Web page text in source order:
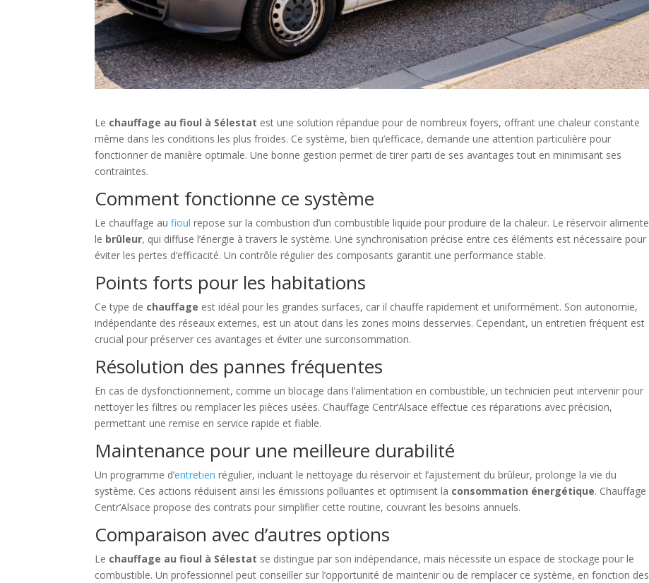
Le chauffage au fioul à Sélestat est une solution répandue pour de nombreux foyers, offrant une chaleur constante
même dans les conditions les plus froides. Ce système, bien qu’efficace, demande une attention particulière pour
fonctionner de manière optimale. Une bonne gestion permet de tirer parti de ses avantages tout en minimisant ses
contraintes.
Comment fonctionne ce système
Le chauffage aufioul repose sur la combustion d’un combustible liquide pour produire de la chaleur. Le réservoir alimente
le brûleur, qui diffuse l’énergie à travers le système. Une synchronisation précise entre ces éléments est nécessaire pour
éviter les pertes d’efficacité. Un contrôle régulier des composants garantit une performance stable.
Points forts pour les habitations
Ce type de chauffage est idéal pour les grandes surfaces, car il chauffe rapidement et uniformément. Son autonomie,
indépendante des réseaux externes, est un atout dans les zones moins desservies. Cependant, un entretien fréquent est
crucial pour préserver ces avantages et éviter une surconsommation.
Résolution des pannes fréquentes
En cas de dysfonctionnement, comme un blocage dans l’alimentation en combustible, un technicien peut intervenir pour
nettoyer les filtres ou remplacer les pièces usées. Chauffage Centr’Alsace effectue ces réparations avec précision,
permettant une remise en service rapide et fiable.
Maintenance pour une meilleure durabilité
Un programme d’entretien régulier, incluant le nettoyage du réservoir et l’ajustement du brûleur, prolonge la vie du
système. Ces actions réduisent ainsi les émissions polluantes et optimisent la consommation énergétique. Chauffage
Centr’Alsace propose des contrats pour simplifier cette routine, couvrant les besoins annuels.
Comparaison avec d’autres options
Le chauffage au fioul à Sélestat se distingue par son indépendance, mais nécessite un espace de stockage pour le
combustible. Un professionnel peut conseiller sur l’opportunité de maintenir ou de remplacer ce système, en fonction des